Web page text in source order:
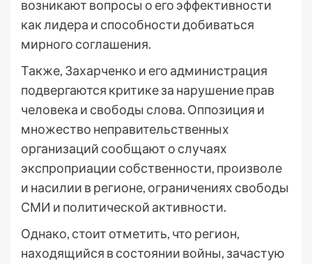
возникают вопросы о его эффективности
как лидера и способности добиваться
мирного соглашения.
Также, Захарченко и его администрация
подвергаются критике за нарушение прав
человека и свободы слова. Оппозиция и
множество неправительственных
организаций сообщают о случаях
экспроприации собственности, произволе
и насилии в регионе, ограничениях свободы
СМИ и политической активности.
Однако, стоит отметить, что регион,
находящийся в состоянии войны, зачастую